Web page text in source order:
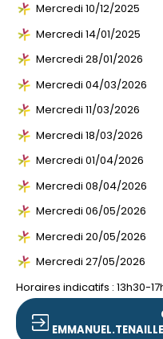
Mercredi 10/12/2025
Mercredi 14/01/2025
Mercredi 28/01/2026
Mercredi 04/03/2026
Mercredi 11/03/2026
Mercredi 18/03/2026
Mercredi 01/04/2026
Mercredi 08/04/2026
Mercredi 06/05/2026
Mercredi 20/05/2026
Mercredi 27/05/2026
Horaires indicatifs : 13h30-